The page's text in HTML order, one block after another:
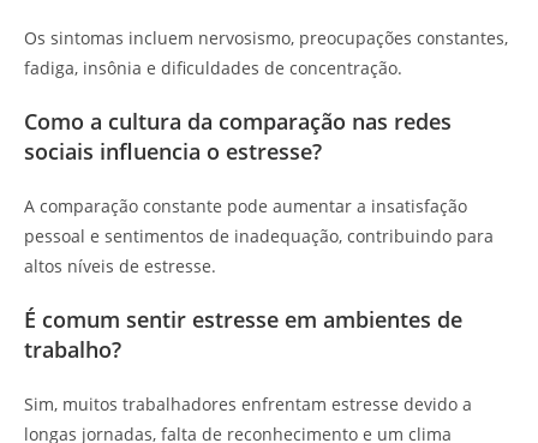
Os sintomas incluem nervosismo, preocupações constantes,
fadiga, insônia e dificuldades de concentração.
Como a cultura da comparação nas redes
sociais influencia o estresse?
A comparação constante pode aumentar a insatisfação
pessoal e sentimentos de inadequação, contribuindo para
altos níveis de estresse.
É comum sentir estresse em ambientes de
trabalho?
Sim, muitos trabalhadores enfrentam estresse devido a
longas jornadas, falta de reconhecimento e um clima